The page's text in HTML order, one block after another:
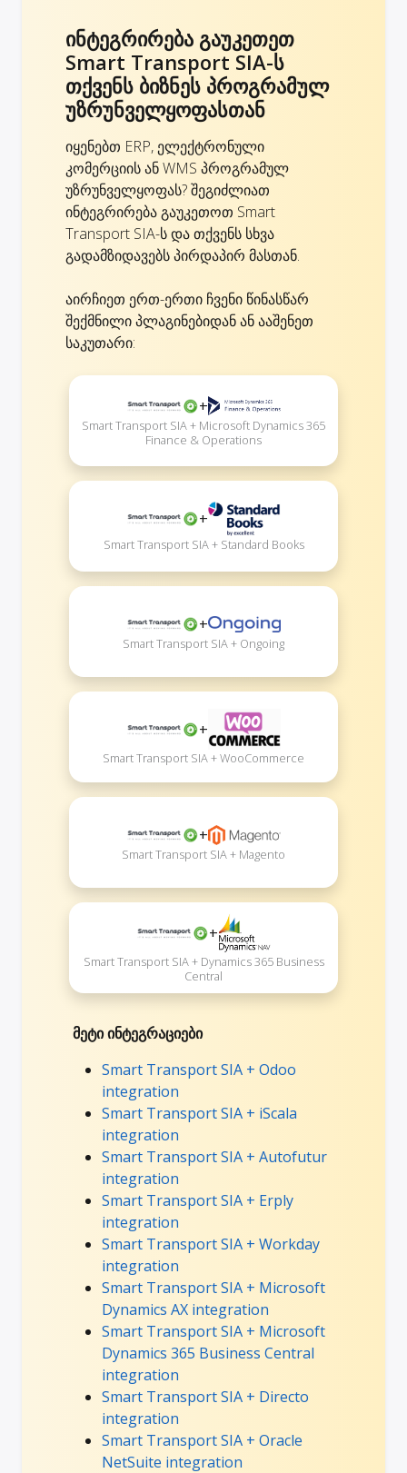
ინტეგრირება გაუკეთეთ
Smart Transport SIA-ს
თქვენს ბიზნეს პროგრამულ
უზრუნველყოფასთან
იყენებთ ERP, ელექტრონული
კომერციის ან WMS პროგრამულ
უზრუნველყოფას? შეგიძლიათ
ინტეგრირება გაუკეთოთ Smart
Transport SIA-ს და თქვენს სხვა
გადამზიდავებს პირდაპირ მასთან.
აირჩიეთ ერთ-ერთი ჩვენი წინასწარ
შექმნილი პლაგინებიდან ან ააშენეთ
საკუთარი:
+
Smart Transport SIA + Microsoft Dynamics 365
Finance & Operations
+
Smart Transport SIA + Standard Books
+
Smart Transport SIA + Ongoing
+
Smart Transport SIA + WooCommerce
+
Smart Transport SIA + Magento
+
Smart Transport SIA + Dynamics 365 Business
Central
მეტი ინტეგრაციები
Smart Transport SIA + Odoo
integration
Smart Transport SIA + iScala
integration
Smart Transport SIA + Autofutur
integration
Smart Transport SIA + Erply
integration
Smart Transport SIA + Workday
integration
Smart Transport SIA + Microsoft
Dynamics AX integration
Smart Transport SIA + Microsoft
Dynamics 365 Business Central
integration
Smart Transport SIA + Directo
integration
Smart Transport SIA + Oracle
NetSuite integration